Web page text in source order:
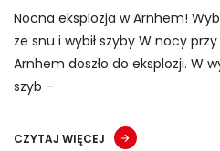
Nocna eksplozja w Arnhem!
ze snu i wybił szyby W nocy
Arnhem doszło do eksplozji. W
szyb –
CZYTAJ WIĘCEJ